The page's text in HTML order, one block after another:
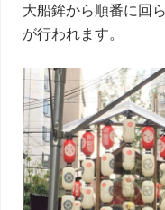
大船鉾から順番に回
が行われます。